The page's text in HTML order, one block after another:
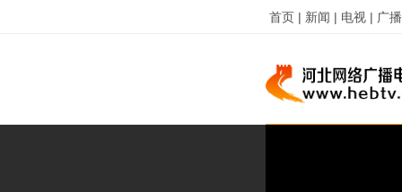
首页 | 新闻 | 电视 | 广